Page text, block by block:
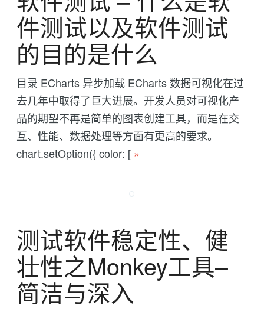
件测试以及软件测试
的目的是什么
目录 ECharts 异步加载 ECharts 数据可视化在过
去几年中取得了巨大进展。开发人员对可视化产
品的期望不再是简单的图表创建工具，而是在交
互、性能、数据处理等方面有更高的要求。
chart.setOption({ color: [ »
测试软件稳定性、健
壮性之Monkey工具--
简洁与深入